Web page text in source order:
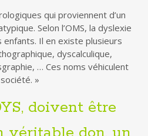
qui proviennent d’un
Selon l’OMS, la dyslexie
Il en existe plusieurs
dyscalculique,
… Ces noms véhiculent
»
doivent être